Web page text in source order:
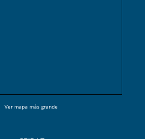
Ver mapa más grande